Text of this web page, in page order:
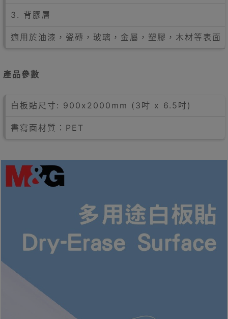
3. 背膠層
適用於油漆，瓷磚，玻璃，金屬，塑膠，木材等表面
產品參數
白板貼尺寸: 900x2000mm (3吋 x 6.5吋)
書寫面材質：PET